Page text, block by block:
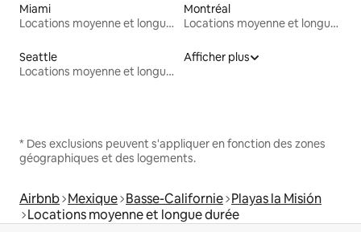
Miami
Locations moyenne et longue durée
Montréal
Locations moyenne et longue durée
Seattle
Locations moyenne et longue durée
Afficher plus
* Des exclusions peuvent s'appliquer en fonction des zones
géographiques et des logements.
Airbnb Mexique Basse-Californie Playas la Misión
Locations moyenne et longue durée